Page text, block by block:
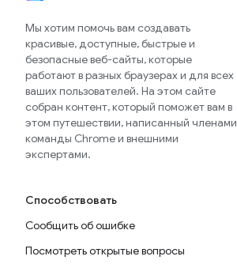
Мы хотим помочь вам создавать
красивые, доступные, быстрые и
безопасные веб-сайты, которые
работают в разных браузерах и для всех
ваших пользователей. На этом сайте
собран контент, который поможет вам в
этом путешествии, написанный членами
команды Chrome и внешними
экспертами.
Способствовать
Сообщить об ошибке
Посмотреть открытые вопросы